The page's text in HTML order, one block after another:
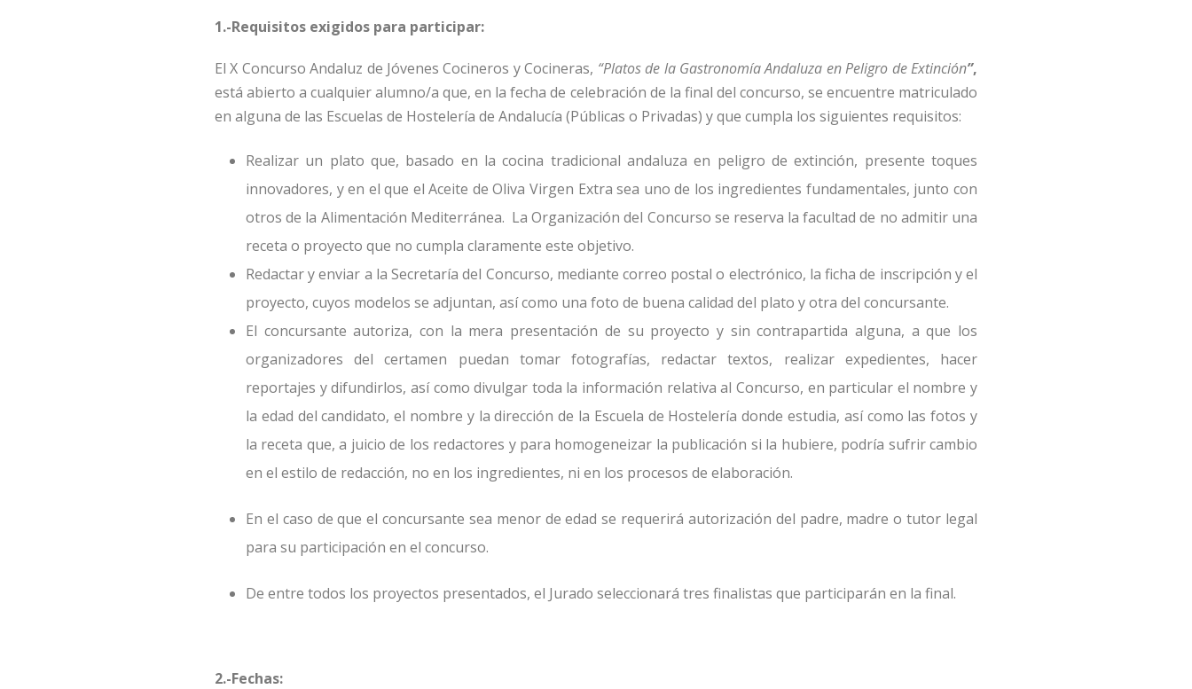
1.-Requisitos exigidos para participar:
El X Concurso Andaluz de Jóvenes Cocineros y Cocineras, “Platos de la Gastronomía Andaluza en Peligro de Extinción”,
está abierto a cualquier alumno/a que, en la fecha de celebración de la final del concurso, se encuentre matriculado
en alguna de las Escuelas de Hostelería de Andalucía (Públicas o Privadas) y que cumpla los siguientes requisitos:
Realizar un plato que, basado en la cocina tradicional andaluza en peligro de extinción, presente toques
innovadores, y en el que el Aceite de Oliva Virgen Extra sea uno de los ingredientes fundamentales, junto con
otros de la Alimentación Mediterránea. La Organización del Concurso se reserva la facultad de no admitir una
receta o proyecto que no cumpla claramente este objetivo.
Redactar y enviar a la Secretaría del Concurso, mediante correo postal o electrónico, la ficha de inscripción y el
proyecto, cuyos modelos se adjuntan, así como una foto de buena calidad del plato y otra del concursante.
El concursante autoriza, con la mera presentación de su proyecto y sin contrapartida alguna, a que los
organizadores del certamen puedan tomar fotografías, redactar textos, realizar expedientes, hacer
reportajes y difundirlos, así como divulgar toda la información relativa al Concurso, en particular el nombre y
la edad del candidato, el nombre y la dirección de la Escuela de Hostelería donde estudia, así como las fotos y
la receta que, a juicio de los redactores y para homogeneizar la publicación si la hubiere, podría sufrir cambio
en el estilo de redacción, no en los ingredientes, ni en los procesos de elaboración.
En el caso de que el concursante sea menor de edad se requerirá autorización del padre, madre o tutor legal
para su participación en el concurso.
De entre todos los proyectos presentados, el Jurado seleccionará tres finalistas que participarán en la final.
2.-Fechas: